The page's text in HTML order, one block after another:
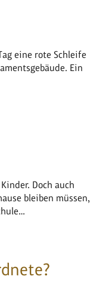
eine rote Schleife
Ein
Doch auch
bleiben müssen,